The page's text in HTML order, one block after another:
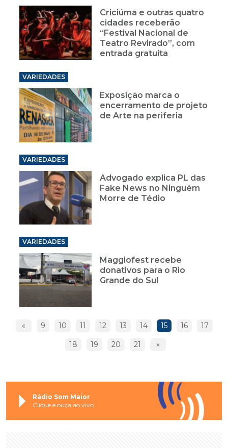
Criciúma e outras quatro
cidades receberão
“Festival Nacional de
Teatro Revirado”, com
entrada gratuita
VARIEDADES
Exposição marca o
encerramento de projeto
de Arte na periferia
VARIEDADES
Advogado explica PL das
Fake News no Ninguém
Morre de Tédio
VARIEDADES
Maggiofest recebe
donativos para o Rio
Grande do Sul
« 9 10 11 12 13 14 15 16 17
18 19 20 21 »
Rádio Som Maior
Clique e ouça ao vivo